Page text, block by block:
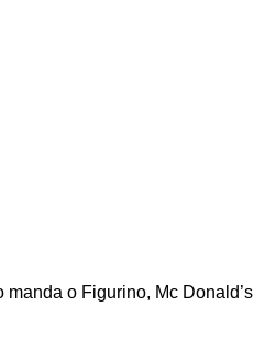
o Figurino, Mc Donald’s